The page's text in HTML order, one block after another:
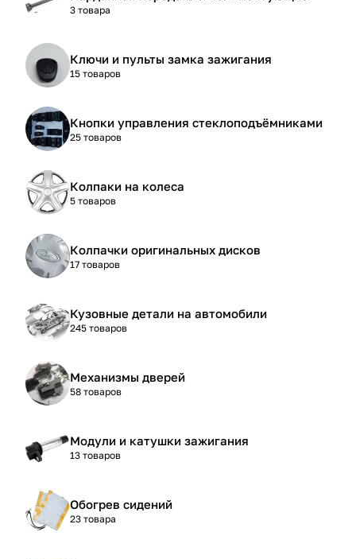
3 товара
Ключи и пульты замка зажигания
15 товаров
Кнопки управления стеклоподъёмниками
25 товаров
Колпаки на колеса
5 товаров
Колпачки оригинальных дисков
17 товаров
Кузовные детали на автомобили
245 товаров
Механизмы дверей
58 товаров
Модули и катушки зажигания
13 товаров
Обогрев сидений
23 товара